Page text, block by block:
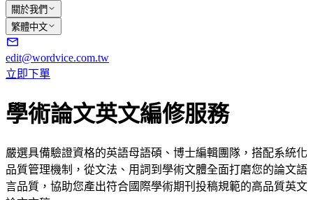
關於我們
繁體中文
edit@wordvice.com.tw
立即下單
學術論文英文編修服務
嚴選具備驗證資格的英語母語碩、博士編輯團隊，搭配系統化
品質管理機制，從文法、用詞到學術文體全面打磨您的論文語
言品質，協助您產出符合國際學術期刊投稿規範的高品質英文